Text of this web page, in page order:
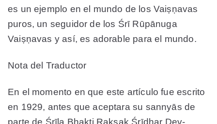
es un ejemplo en el mundo de los Vaiṣṇavas
puros, un seguidor de los Śrī Rūpānuga
Vaiṣṇavas y así, es adorable para el mundo.
Nota del Traductor
En el momento en que este artículo fue escrito
en 1929, antes que aceptara su sannyās de
parte de Śrīla Bhakti Rakṣak Śrīdhar Dev-